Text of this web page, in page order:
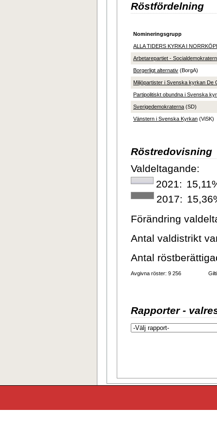
Röstfördelning
Nomineringsgrupp
ALLA TIDERS KYRKA I
Arbetarepartiet -
Borgerligt alternativ (BorgA)
Miljöpartister i Svenska kyrkan De
Partipolitiskt obundna i Svenska
Sverigedemokraterna (SD)
Vänstern i Svenska Kyrkan (ViSK)
Röstredovisning
Valdeltagande:
2021:
2017:
Förändring
Antal valdistrikt
Antal
Avgivna röster: 9 256
Rapporter -